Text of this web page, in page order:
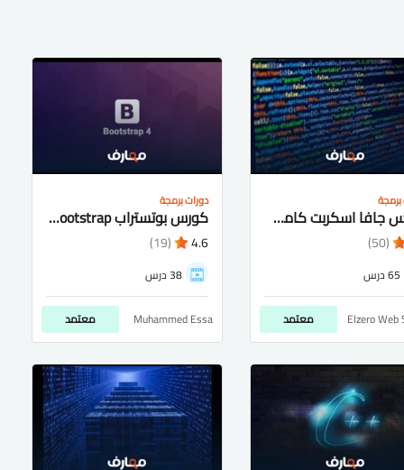
كورس جافا اسكربت كامل شرح عربى للمبتدئيين
(50)
65 درس
Elzero Web معتمد
دورات برمجة
كورس بوتستراب bootstrap شرح عربى كامل للمتبدئيين
4.6
(19)
38 درس
Muhammed Essa معتمد